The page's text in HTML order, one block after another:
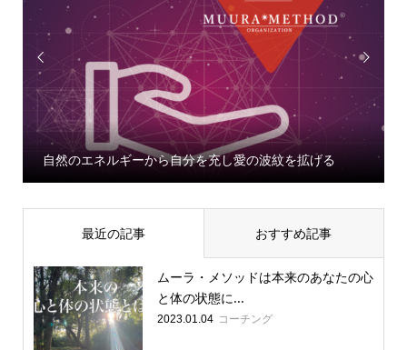

自然のエネルギーから自分を充し愛の波紋を拡げる

最近の記事 おすすめ記事
ムーラ・メソッドは本来のあなたの心
と体の状態に...
2023.01.04 コーチング